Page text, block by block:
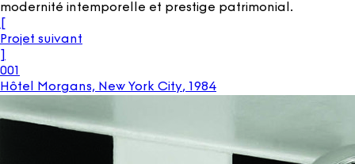
modernité intemporelle et prestige patrimonial.
Projet suivant
001
Hôtel Morgans, New York City, 1984